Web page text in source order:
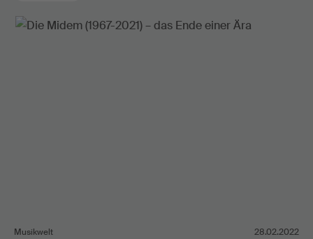
Musikwelt 28.02.2022